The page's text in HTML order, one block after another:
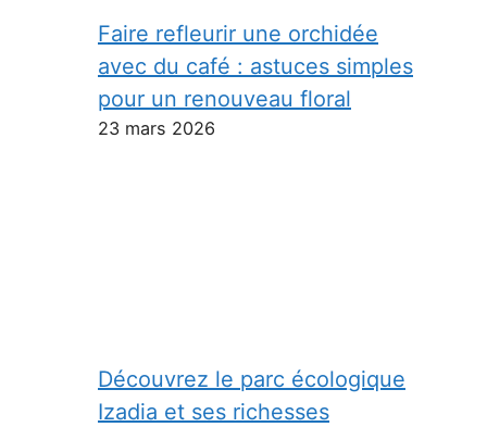
Faire refleurir une orchidée
avec du café : astuces simples
pour un renouveau floral
23 mars 2026
Découvrez le parc écologique
Izadia et ses richesses